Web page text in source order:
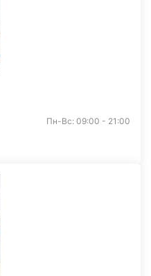
Пн-Вс: 09:00 - 21:00